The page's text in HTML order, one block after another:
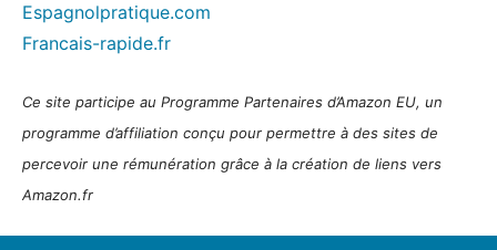
Espagnolpratique.com
Francais-rapide.fr
Ce site participe au Programme Partenaires d’Amazon EU, un
programme d’affiliation conçu pour permettre à des sites de
percevoir une rémunération grâce à la création de liens vers
Amazon.fr